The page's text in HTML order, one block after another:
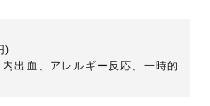
)
出血、アレルギー反応、一時的